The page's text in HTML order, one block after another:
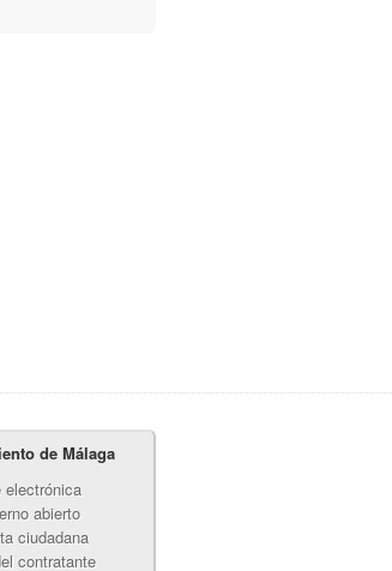
de Málaga
electrónica
abierto
ciudadana
contratante